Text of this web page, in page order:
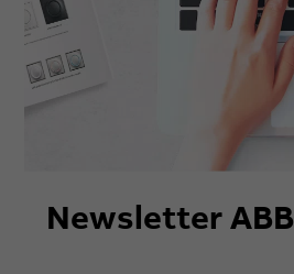
Newsletter ABB